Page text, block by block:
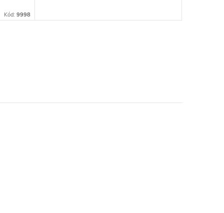
Kód: 9998